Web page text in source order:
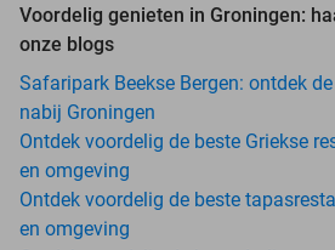
Voordelig genieten in Groningen:
onze blogs
Safaripark Beekse Bergen: ontdek
nabij Groningen
Ontdek voordelig de beste Griekse
en omgeving
Ontdek voordelig de beste
en omgeving